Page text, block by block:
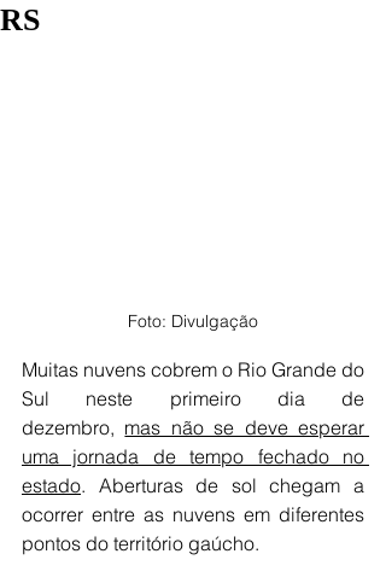
RS
Foto: Divulgação
Muitas nuvens cobrem o Rio Grande do
Sul neste primeiro dia de
dezembro, mas não se deve esperar
uma jornada de tempo fechado no
estado. Aberturas de sol chegam a
ocorrer entre as nuvens em diferentes
pontos do território gaúcho.